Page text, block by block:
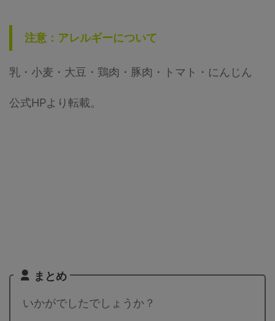
注意：アレルギーについて
乳・小麦・大豆・鶏肉・豚肉・トマト・にんじん
公式HPより転載。
まとめ
いかがでしたでしょうか？